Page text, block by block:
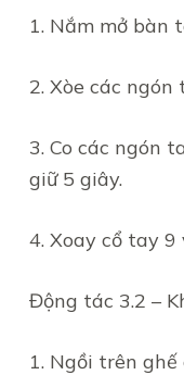
1. Nắm mở bàn
2. Xòe các
3. Co các ngón
giữ 5 giây.
4. Xoay cổ tay 9
Động tác 3.2 –
1. Ngồi trên